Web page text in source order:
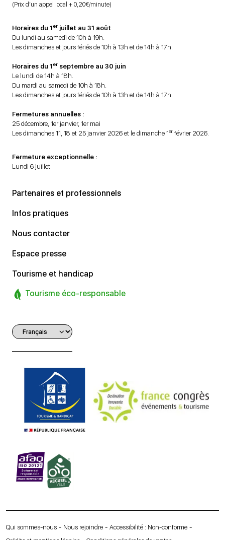
(Prix d’un appel local + 0,20€/minute)
Horaires du 1er juillet au 31 août
Du lundi au samedi de 10h à 19h.
Les dimanches et jours fériés de 10h à 13h et de 14h à 17h.
Horaires du 1er septembre au 30 juin
Le lundi de 14h à 18h.
Du mardi au samedi de 10h à 18h.
Les dimanches et jours fériés de 10h à 13h et de 14h à 17h.
Fermetures annuelles :
25 décembre, 1er janvier, 1er mai
Les dimanches 11, 18 et 25 janvier 2026 et le dimanche 1er février 2026.
Fermeture exceptionnelle :
Lundi 6 juillet
Partenaires et professionnels
Infos pratiques
Nous contacter
Espace presse
Tourisme et handicap
Tourisme éco-responsable
Qui sommes-nous Nous rejoindre
Accessibilité : Non-conforme